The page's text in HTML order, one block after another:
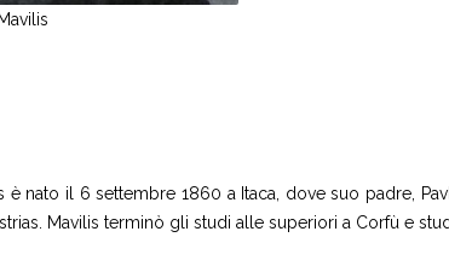
è nato il 6 settembre 1860 a Itaca, dove suo padre,
Mavilis terminò gli studi alle superiori a Corfù e